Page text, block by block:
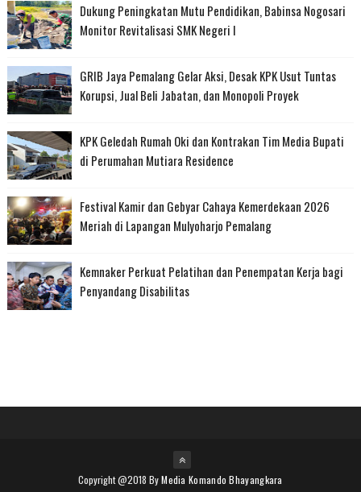
Dukung Peningkatan Mutu Pendidikan, Babinsa Nogosari
Monitor Revitalisasi SMK Negeri I
GRIB Jaya Pemalang Gelar Aksi, Desak KPK Usut Tuntas
Korupsi, Jual Beli Jabatan, dan Monopoli Proyek
KPK Geledah Rumah Oki dan Kontrakan Tim Media Bupati
di Perumahan Mutiara Residence
Festival Kamir dan Gebyar Cahaya Kemerdekaan 2026
Meriah di Lapangan Mulyoharjo Pemalang
Kemnaker Perkuat Pelatihan dan Penempatan Kerja bagi
Penyandang Disabilitas
Copyright @2018 ByMedia Komando Bhayangkara